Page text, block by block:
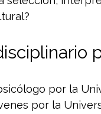
por la
por la